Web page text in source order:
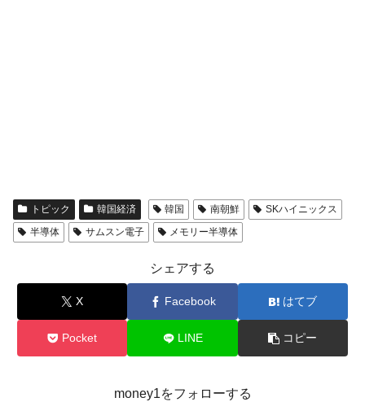
Fact1 セレクトセールの高額取引馬が稼いだ金額とは？
トピック 韓国経済 韓国 南朝鮮
SKハイニックス
半導体
サムスン電子 メモリー半導体
シェアする
X Facebook はてブ
Pocket LINE コピー
money1をフォローする